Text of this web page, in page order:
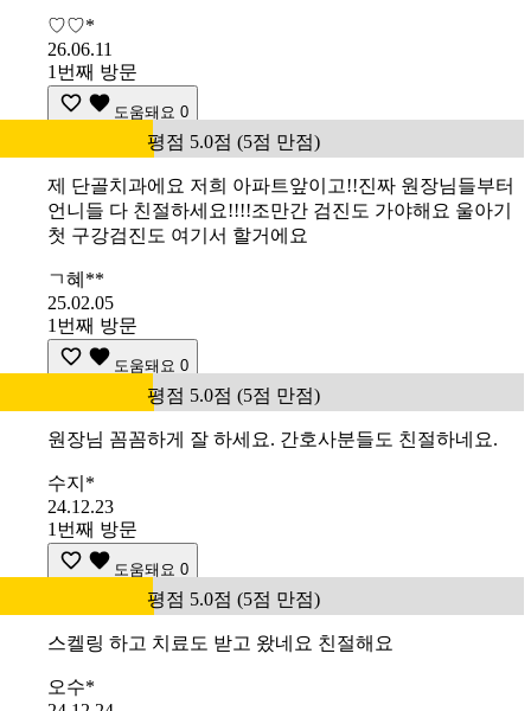
♡♡*
26.06.11
1번째 방문
도움돼요 0
평점 5.0점 (5점 만점)
제 단골치과에요 저희 아파트앞이고!!진짜 원장님들부터
언니들 다 친절하세요!!!!조만간 검진도 가야해요 울아기
첫 구강검진도 여기서 할거에요
ㄱ혜**
25.02.05
1번째 방문
도움돼요 0
평점 5.0점 (5점 만점)
원장님 꼼꼼하게 잘 하세요. 간호사분들도 친절하네요.
수지*
24.12.23
1번째 방문
도움돼요 0
평점 5.0점 (5점 만점)
스켈링 하고 치료도 받고 왔네요 친절해요
오수*